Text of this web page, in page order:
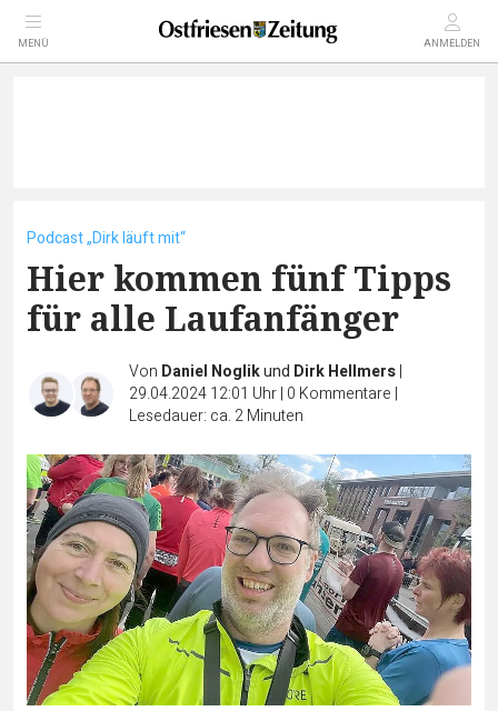
MENÜ ANMELDEN
Podcast „Dirk läuft mit“
Hier kommen fünf Tipps
für alle Laufanfänger
Von Daniel Noglikund Dirk Hellmers|
29.04.2024 12:01 Uhr| 0 Kommentare |
Lesedauer: ca. 2 Minuten